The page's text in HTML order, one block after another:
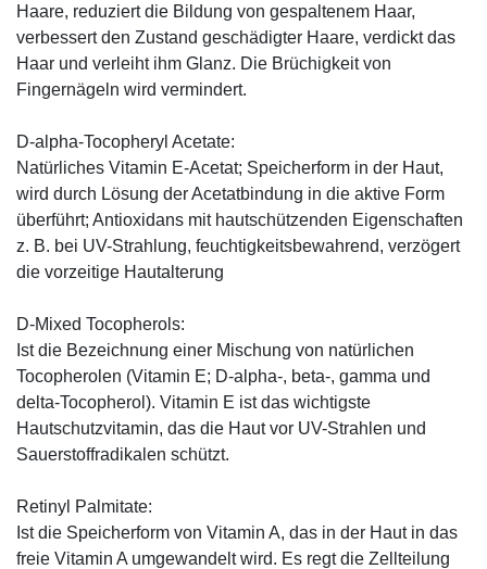
Haare, reduziert die Bildung von gespaltenem Haar,
verbessert den Zustand geschädigter Haare, verdickt das
Haar und verleiht ihm Glanz. Die Brüchigkeit von
Fingernägeln wird vermindert.
D-alpha-Tocopheryl Acetate:
Natürliches Vitamin E-Acetat; Speicherform in der Haut,
wird durch Lösung der Acetatbindung in die aktive Form
überführt; Antioxidans mit hautschützenden Eigenschaften
z. B. bei UV-Strahlung, feuchtigkeitsbewahrend, verzögert
die vorzeitige Hautalterung
D-Mixed Tocopherols:
Ist die Bezeichnung einer Mischung von natürlichen
Tocopherolen (Vitamin E; D-alpha-, beta-, gamma und
delta-Tocopherol). Vitamin E ist das wichtigste
Hautschutzvitamin, das die Haut vor UV-Strahlen und
Sauerstoffradikalen schützt.
Retinyl Palmitate:
Ist die Speicherform von Vitamin A, das in der Haut in das
freie Vitamin A umgewandelt wird. Es regt die Zellteilung